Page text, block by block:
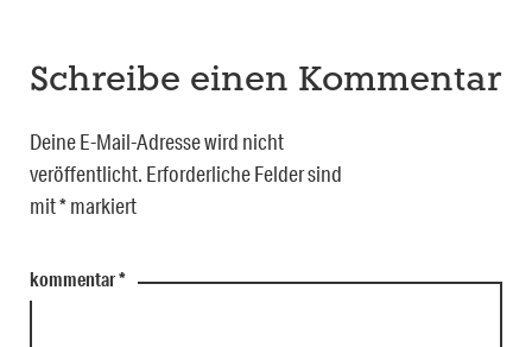
Schreibe einen Kommentar
Deine E-Mail-Adresse wird nicht
veröffentlicht. Erforderliche Felder sind
mit*markiert
kommentar*